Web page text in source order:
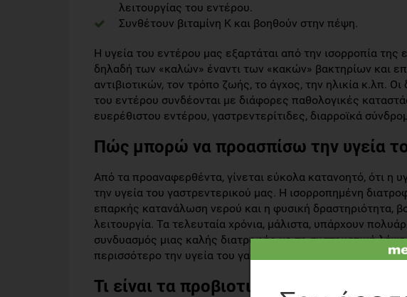
λειτουργίας του εντέρου.
Συνθέτουν βιταμίνη Κ και βοηθούν στην πέψη.
Η υγεία του εντέρου μας εξαρτάται από την ισορροπία της
δηλαδή των «καλών» έναντι των «κακών» βακτηρίων και
αντιβιοτικών, τον τρόπο ζωής, το άγχος, την ηλικία κ.λπ.
του εντέρου συνδέονται με διάφορες παθολογικές
ευερέθιστου εντέρου, γαστρεντερίτιδες, διαρροϊκά
Πώς μπορώ να προασπίσω την υγεία
Από τα προαναφερθέντα, γίνεται εύκολα κατανοητό, ότι η
την υγεία του γαστρεντερικού μας. Η ισορροπημένη
επαρκής κατανάλωση νερού και η φυσική δραστηριότητα,
λειτουργία. Τα τελευταία χρόνια, μάλιστα, υπάρχουν
συνδυασμός μιας καλής διατροφής με τη συστηματική
περισσότερο την υγεία του γαστρεντερικού μας.
Τι είναι τα προβιοτικά;